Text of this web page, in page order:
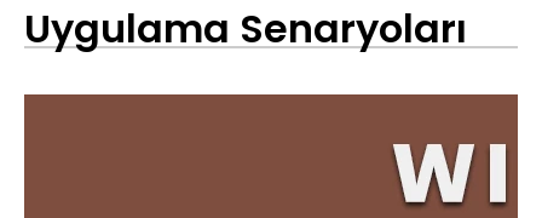
Uygulama Senaryoları